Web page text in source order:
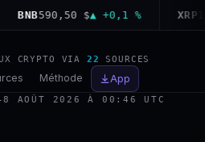
BNB590,50 $▲ +0,1 % XRP
CRYPTO VIA 22 SOURCES
Méthode App
8 AOÛT 2026 À 00:46 UTC